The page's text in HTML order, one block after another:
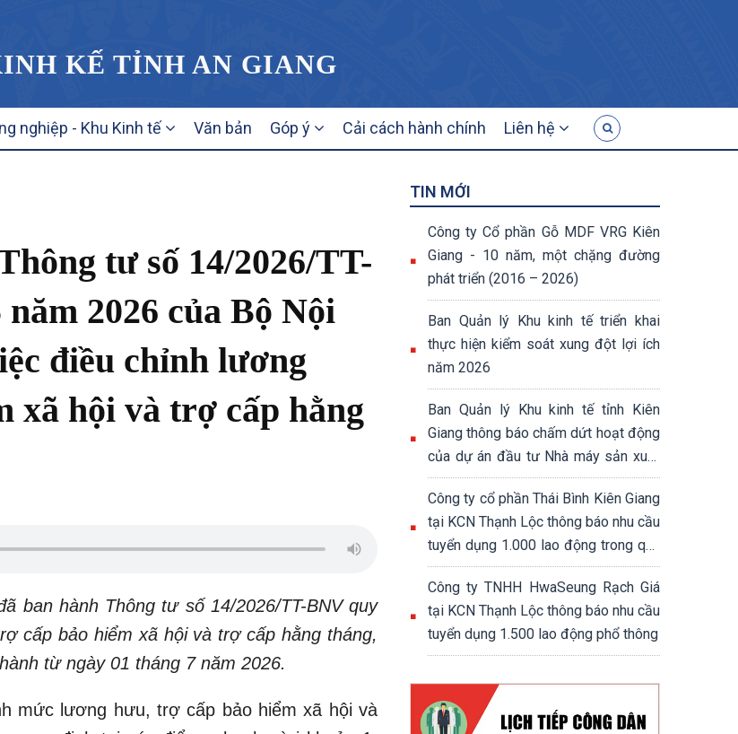
KẾ TỈNH AN GIANG
nghiệp - Khu Kinh tế Văn bản Góp ý Cải cách hành chính Liên hệ
tư số 14/2026/TT-
2026 của Bộ Nội
điều chỉnh lương
xã hội và trợ cấp hằng
ban hành Thông tư số 14/2026/TT-BNV quy
cấp bảo hiểm xã hội và trợ cấp hằng tháng,
từ ngày 01 tháng 7 năm 2026.
mức lương hưu, trợ cấp bảo hiểm xã hội và
TIN MỚI
Công ty Cổ phần Gỗ MDF VRG Kiên
Giang - 10 năm, một chặng đường
phát triển (2016 – 2026)
Ban Quản lý Khu kinh tế triển khai
thực hiện kiểm soát xung đột lợi ích
năm 2026
Ban Quản lý Khu kinh tế tỉnh Kiên
Giang thông báo chấm dứt hoạt động
của dự án đầu tư Nhà máy sản xuất
đế giày và giày dép xuất khẩu
Công ty cổ phần Thái Bình Kiên Giang
tại KCN Thạnh Lộc thông báo nhu cầu
tuyển dụng 1.000 lao động trong quý
4/2024
Công ty TNHH HwaSeung Rạch Giá
tại KCN Thạnh Lộc thông báo nhu cầu
tuyển dụng 1.500 lao động phổ thông